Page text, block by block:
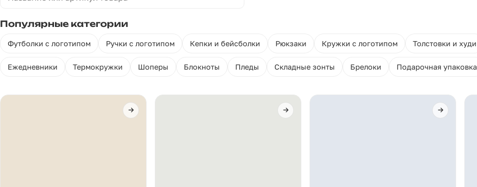
Популярные категории
Футболки с логотипом Ручки с логотипом Кепки и бейсболки Рюкзаки Кружки с логотипом Толстовки и худи
Ежедневники Термокружки Шоперы Блокноты Пледы Складные зонты Брелоки Подарочная упаковка